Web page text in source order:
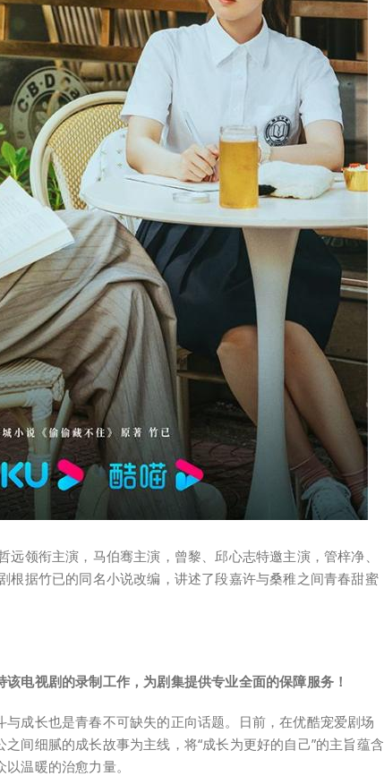
远领衔主演，马伯骞主演，曾黎、邱心志特邀主演，管梓净、
根据竹已的同名小说改编，讲述了段嘉许与桑稚之间青春甜蜜
电视剧的录制工作，为剧集提供专业全面的保障服务！
成长也是青春不可缺失的正向话题。日前，在优酷宠爱剧场
间细腻的成长故事为主线，将“成长为更好的自己”的主旨蕴含
温暖的治愈力量。